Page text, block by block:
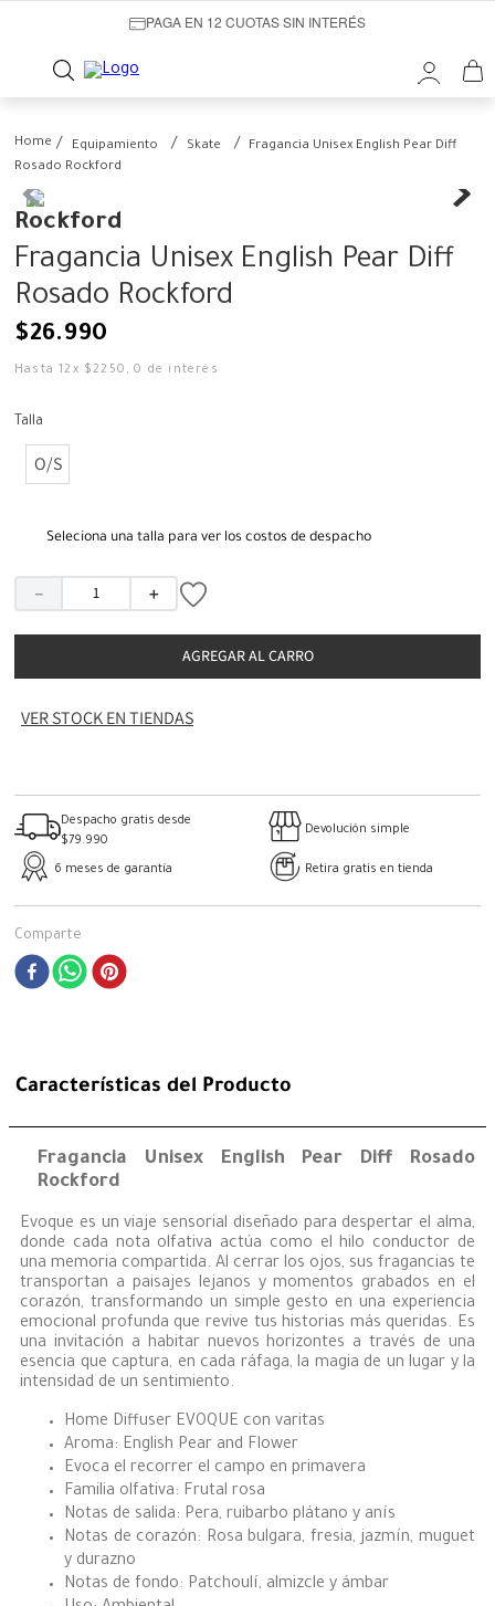
PAGA EN 12 CUOTAS SIN INTERÉS
Equipamiento Skate
Fragancia Unisex English Pear Diff
Rosado Rockford
Rockford
Fragancia Unisex English Pear Diff
Rosado Rockford
$26.990
Hasta12 x $2250 ,0 de interés
Talla
O/S
Seleciona una talla para ver los costos de despacho
＋
－
AGREGAR AL CARRO
VER STOCK EN TIENDAS
Despacho gratis desde
$79.990
Devolución simple
6 meses de garantía Retira gratis en tienda
Comparte
Características del Producto
Fragancia Unisex English Pear Diff Rosado
Rockford
Evoque es un viaje sensorial diseñado para despertar el alma,
donde cada nota olfativa actúa como el hilo conductor de
una memoria compartida. Al cerrar los ojos, sus fragancias te
transportan a paisajes lejanos y momentos grabados en el
corazón, transformando un simple gesto en una experiencia
emocional profunda que revive tus historias más queridas. Es
una invitación a habitar nuevos horizontes a través de una
esencia que captura, en cada ráfaga, la magia de un lugar y la
intensidad de un sentimiento.
Home Diffuser EVOQUE con varitas
Aroma: English Pear and Flower
Evoca el recorrer el campo en primavera
Familia olfativa: Frutal rosa
Notas de salida: Pera, ruibarbo plátano y anís
Notas de corazón: Rosa bulgara, fresia, jazmín, muguet
y durazno
Notas de fondo: Patchoulí, almizcle y ámbar